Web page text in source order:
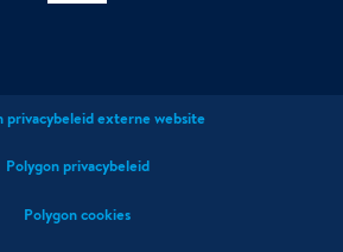
privacybeleid externe website
Polygon privacybeleid
Polygon cookies